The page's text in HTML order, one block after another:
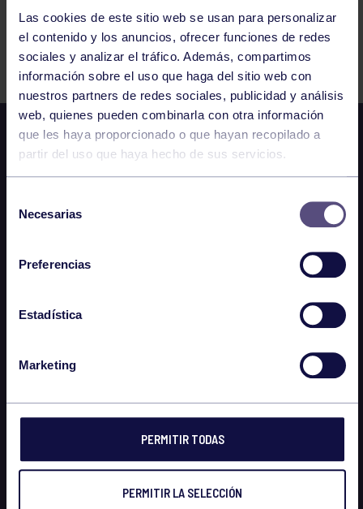
Las cookies de este sitio web se usan para personalizar
el contenido y los anuncios, ofrecer funciones de redes
sociales y analizar el tráfico. Además, compartimos
información sobre el uso que haga del sitio web con
nuestros partners de redes sociales, publicidad y análisis
web, quienes pueden combinarla con otra información
que les haya proporcionado o que hayan recopilado a
partir del uso que haya hecho de sus servicios.
Necesarias
Preferencias
Estadística
Marketing
PERMITIR TODAS
PERMITIR LA SELECCIÓN
Comparte